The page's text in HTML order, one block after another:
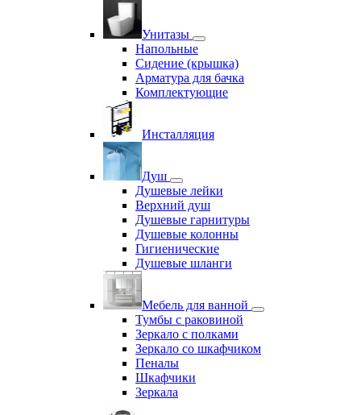
Унитазы
Напольные
Сидение (крышка)
Арматура для бачка
Комплектующие
Инсталляция
Душ
Душевые лейки
Верхний душ
Душевые гарнитуры
Душевые колонны
Гигиенические
Душевые шланги
Мебель для ванной
Тумбы с раковиной
Зеркало с полками
Зеркало со шкафчиком
Пеналы
Шкафчики
Зеркала